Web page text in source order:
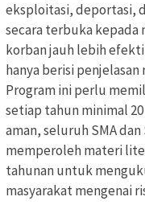
eksploitasi, deportasi,
secara terbuka kepada
korban jauh lebih
hanya berisi
Program ini perlu
setiap tahun minimal
aman, seluruh SMA
memperoleh materi
tahunan untuk
masyarakat mengenai